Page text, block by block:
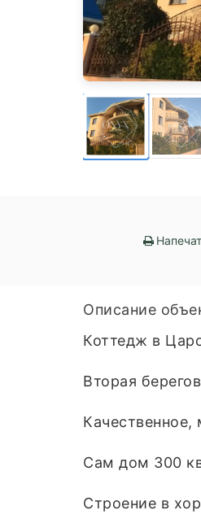
Описание
Коттедж в
Вторая
Качественное,
Сам дом 300
Строение в